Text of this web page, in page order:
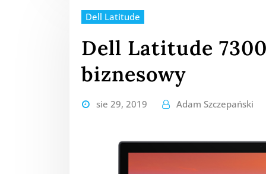
Dell Latitude
Dell Latitude
biznesowy
sie 29, 2019 Adam Szczepański